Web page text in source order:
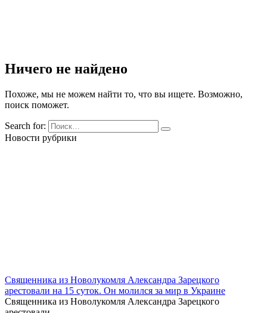
Ничего не найдено
Похоже, мы не можем найти то, что вы ищете. Возможно,
поиск поможет.
Search for:
Новости рубрики
Священника из Новолукомля Александра Зарецкого
арестовали на 15 суток. Он молился за мир в Украине
Священника из Новолукомля Александра Зарецкого